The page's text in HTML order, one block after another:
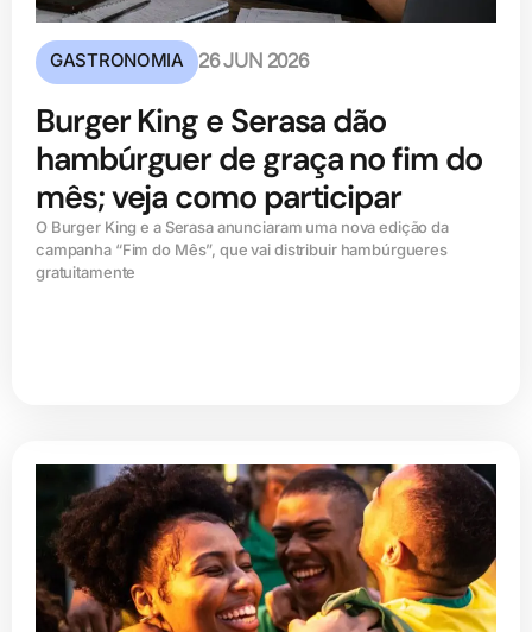
GASTRONOMIA 26 JUN 2026
Burger King e Serasa dão
hambúrguer de graça no fim do
mês; veja como participar
O Burger King e a Serasa anunciaram uma nova edição da
campanha “Fim do Mês”, que vai distribuir hambúrgueres
gratuitamente